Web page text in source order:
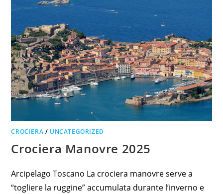
CROCIERA / UNCATEGORIZED
Crociera Manovre 2025
Arcipelago Toscano La crociera manovre serve a
“togliere la ruggine” accumulata durante l’inverno e